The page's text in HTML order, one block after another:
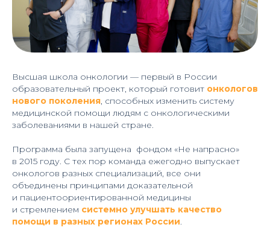
Высшая школа онкологии — первый в России
образовательный проект, который готовит онкологов
нового поколения, способных изменить систему
медицинской помощи людям с онкологическими
заболеваниями в нашей стране.
Программа была запущена фондом «Не напрасно»
в 2015 году. С тех пор команда ежегодно выпускает
онкологов разных специализаций, все они
объединены принципами доказательной
и пациентоориентированной медицины
и стремлением системно улучшать качество
помощи в разных регионах России.